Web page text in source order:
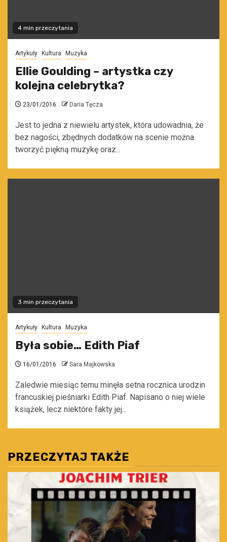
4 min przeczytania
Artykuły Kultura Muzyka
Ellie Goulding – artystka czy
kolejna celebrytka?
23/01/2016 Daria Tęcza
Jest to jedna z niewielu artystek, która udowadnia, że
bez nagości, zbędnych dodatków na scenie można
tworzyć piękną muzykę oraz...
3 min przeczytania
Artykuły Kultura Muzyka
Była sobie… Edith Piaf
16/01/2016 Sara Majkowska
Zaledwie miesiąc temu minęła setna rocznica urodzin
francuskiej pieśniarki Edith Piaf. Napisano o niej wiele
książek, lecz niektóre fakty jej...
PRZECZYTAJ TAKŻE